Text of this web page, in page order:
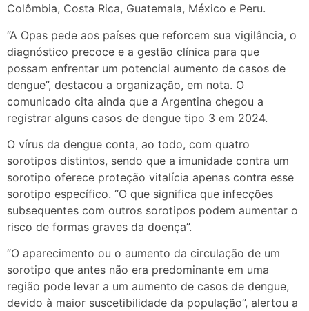
Colômbia, Costa Rica, Guatemala, México e Peru.
“A Opas pede aos países que reforcem sua vigilância, o
diagnóstico precoce e a gestão clínica para que
possam enfrentar um potencial aumento de casos de
dengue”, destacou a organização, em nota. O
comunicado cita ainda que a Argentina chegou a
registrar alguns casos de dengue tipo 3 em 2024.
O vírus da dengue conta, ao todo, com quatro
sorotipos distintos, sendo que a imunidade contra um
sorotipo oferece proteção vitalícia apenas contra esse
sorotipo específico. “O que significa que infecções
subsequentes com outros sorotipos podem aumentar o
risco de formas graves da doença”.
“O aparecimento ou o aumento da circulação de um
sorotipo que antes não era predominante em uma
região pode levar a um aumento de casos de dengue,
devido à maior suscetibilidade da população”, alertou a